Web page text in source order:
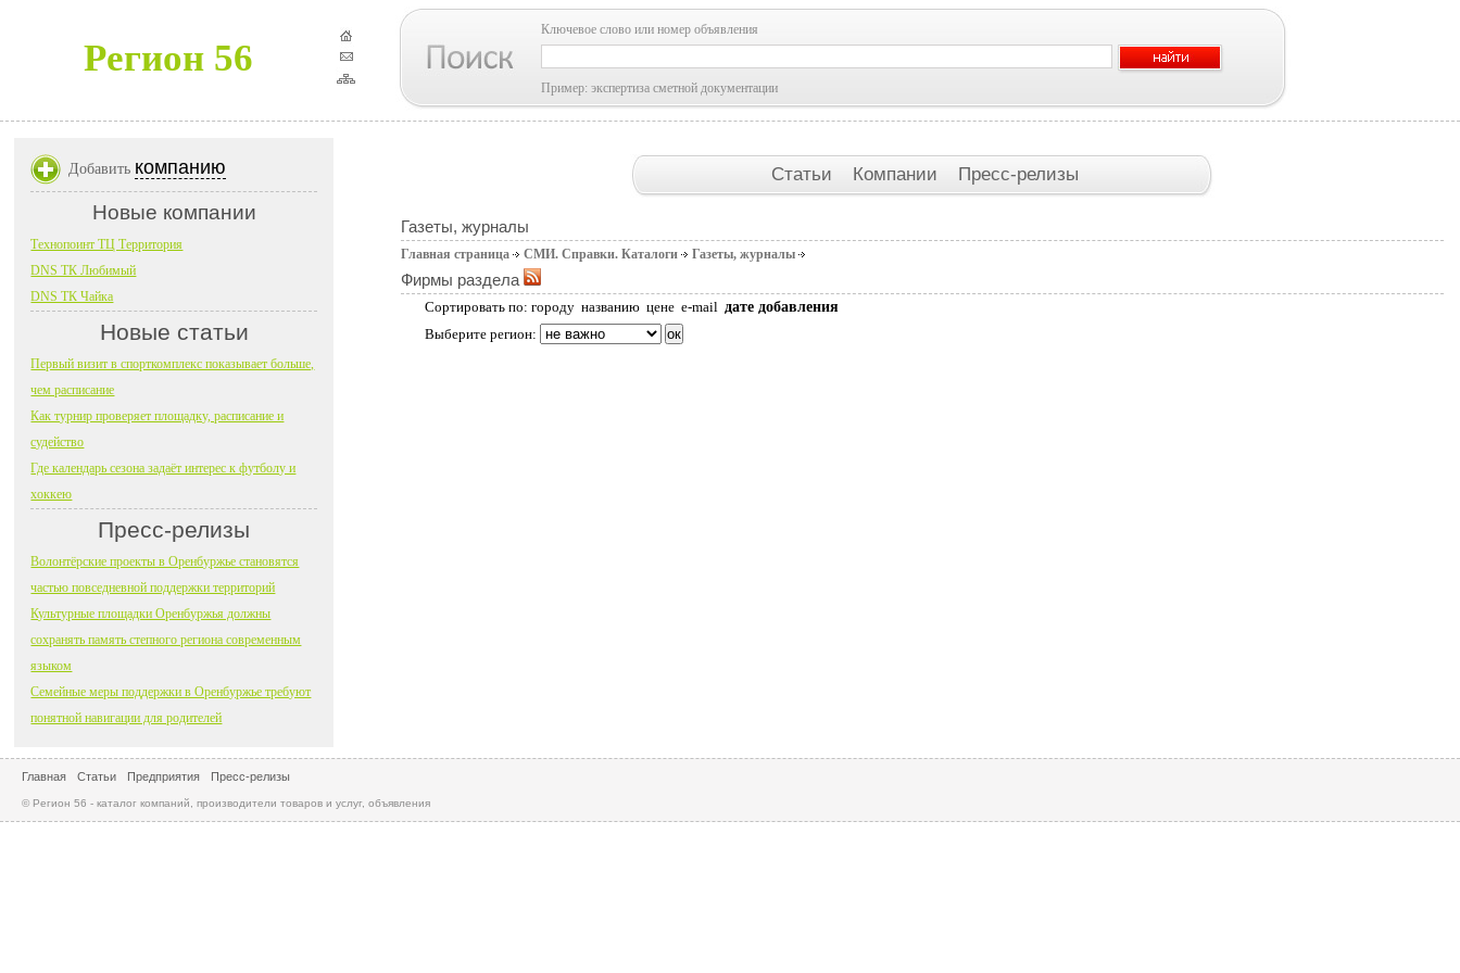
Регион 56
Ключевое слово или номер объявления
Пример: экспертиза сметной документации
Статьи Компании Пресс-релизы
Газеты, журналы
Главная страница СМИ. Справки. Каталоги Газеты, журналы
Фирмы раздела
Сортировать по: городу названию цене e-mail дате добавления
Выберите регион:
Добавить компанию
Новые компании
Технопоинт ТЦ Территория
DNS ТК Любимый
DNS ТК Чайка
Новые статьи
Первый визит в спорткомплекс показывает больше,
чем расписание
Как турнир проверяет площадку, расписание и
судейство
Где календарь сезона задаёт интерес к футболу и
хоккею
Пресс-релизы
Волонтёрские проекты в Оренбуржье становятся
частью повседневной поддержки территорий
Культурные площадки Оренбуржья должны
сохранять память степного региона современным
языком
Семейные меры поддержки в Оренбуржье требуют
понятной навигации для родителей
Главная Статьи Предприятия Пресс-релизы
© Регион 56 - каталог компаний, производители товаров и услуг, объявления